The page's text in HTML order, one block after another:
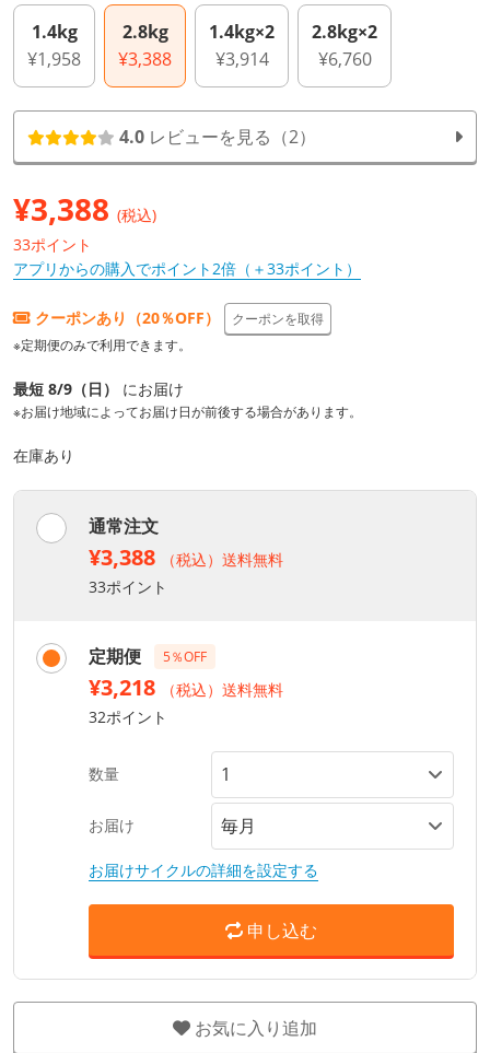
1.4kg
¥1,958
2.8kg
¥3,388
1.4kg×2
¥3,914
2.8kg×2
¥6,760
4.0 レビューを見る（2）
¥3,388 (税込)
33ポイント
アプリからの購入でポイント2倍（＋33ポイント）
クーポンあり（20％OFF）
クーポンを取得
※定期便のみで利用できます。
最短 8/9（日） にお届け
※お届け地域によってお届け日が前後する場合があります。
在庫あり
通常注文
¥3,388
（税込）送料無料
33ポイント
定期便 5％OFF
¥3,218
（税込）送料無料
32ポイント
数量
お届け
お届けサイクルの詳細を設定する
申し込む
お気に入り追加